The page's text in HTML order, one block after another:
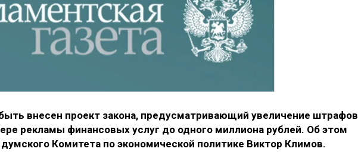
внесен проект закона, предусматривающий увеличение штрафов
рекламы финансовых услуг до одного миллиона рублей. Об этом
Комитета по экономической политике Виктор Климов.